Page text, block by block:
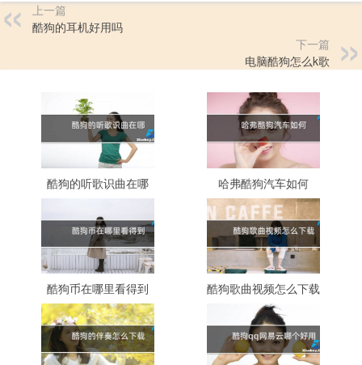
上一篇
酷狗的耳机好用吗
下一篇
电脑酷狗怎么k歌
酷狗的听歌识曲在哪 哈弗酷狗汽车如何
酷狗币在哪里看得到 酷狗歌曲视频怎么下载